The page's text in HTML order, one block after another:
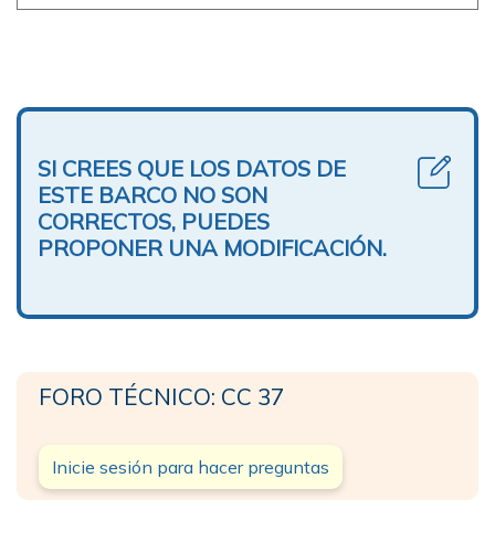
SI CREES QUE LOS DATOS DE
ESTE BARCO NO SON
CORRECTOS, PUEDES
PROPONER UNA MODIFICACIÓN.
FORO TÉCNICO: CC 37
Inicie sesión para hacer preguntas